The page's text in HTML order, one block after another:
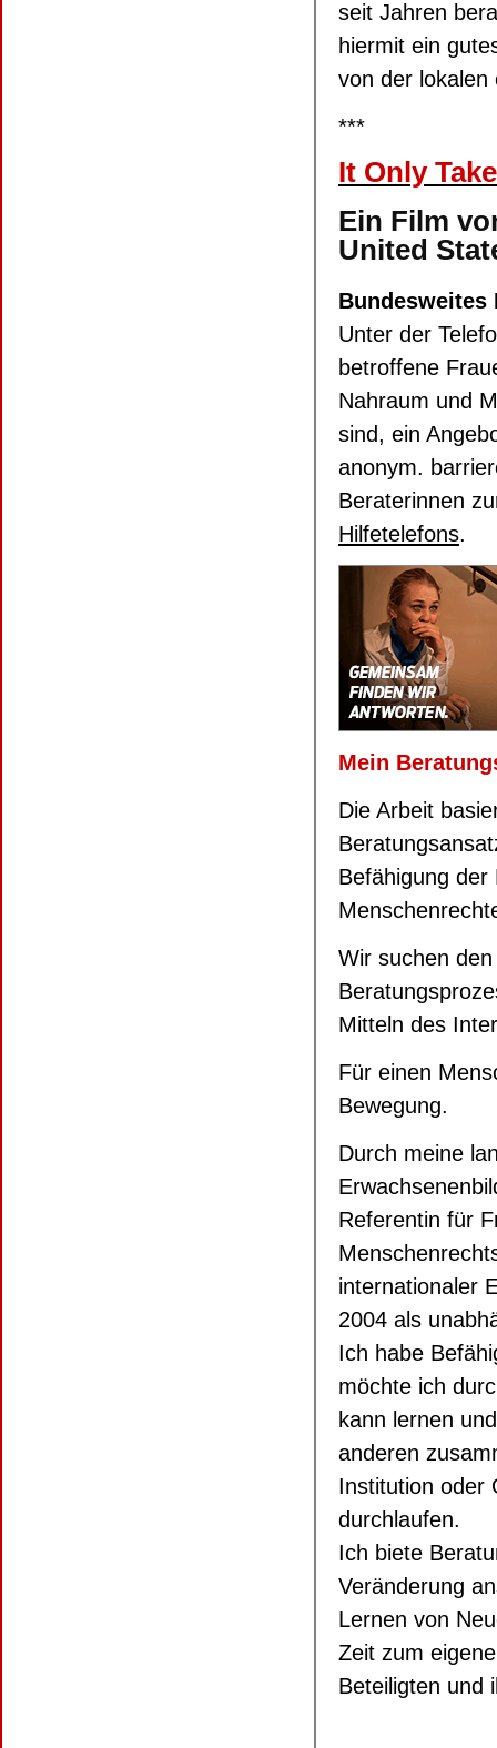
seit Jahren
hiermit ein
von der lokalen
***
It Only
Ein Film
United
Bundesweites
Unter der
betroffene
Nahraum und
sind, ein
anonym.
Beraterinnen
Hilfetelefons.
Mein
Die Arbeit
Befähigung
Wir suchen
Mitteln des
Für einen
Bewegung.
Durch meine
Referentin für
internationaler
2004 als
Ich habe
möchte ich
kann lernen
anderen
Institution oder
durchlaufen.
Ich biete
Veränderung
Lernen von
Zeit zum
Beteiligten und